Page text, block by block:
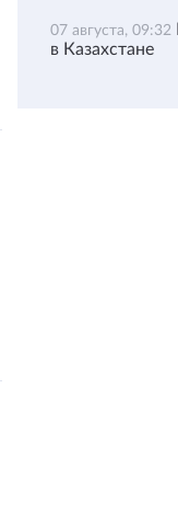
07 августа, 09:32
в Казахстане